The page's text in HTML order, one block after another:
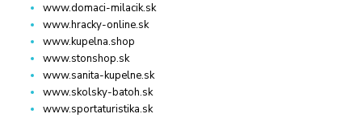
www.domaci-milacik.sk
www.hracky-online.sk
www.kupelna.shop
www.stonshop.sk
www.sanita-kupelne.sk
www.skolsky-batoh.sk
www.sportaturistika.sk